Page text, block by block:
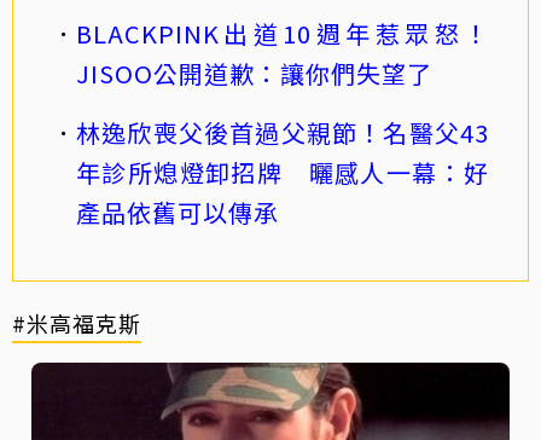
BLACKPINK出道10週年惹眾怒！
JISOO公開道歉：讓你們失望了
林逸欣喪父後首過父親節！名醫父43
年診所熄燈卸招牌 曬感人一幕：好
產品依舊可以傳承
#米高福克斯